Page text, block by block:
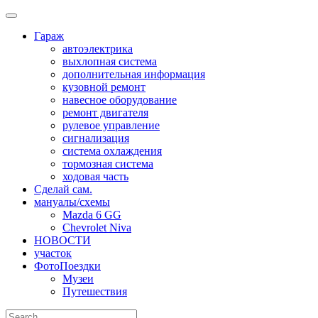
Skip
contentГараж
автоэлектрика
выхлопная система
дополнительная информация
кузовной ремонт
навесное оборудование
ремонт двигателя
рулевое управление
сигнализация
система охлаждения
тормозная система
ходовая часть
Сделай сам.
мануалы/схемы
Mazda 6 GG
Chevrolet Niva
НОВОСТИ
участок
ФотоПоездки
Музеи
Путешествия
Search